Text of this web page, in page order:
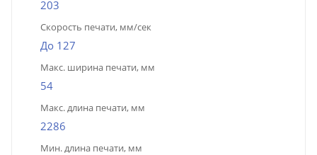
203
Скорость печати, мм/сек
До 127
Макс. ширина печати, мм
54
Макс. длина печати, мм
2286
Мин. длина печати, мм